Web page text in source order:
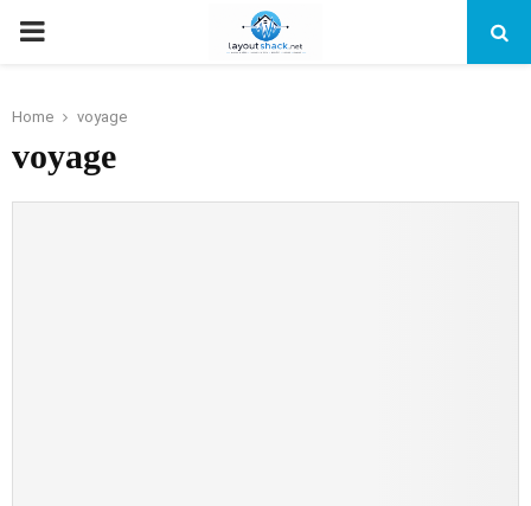
PRIMARY
Home voyage
voyage